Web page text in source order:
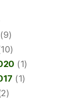
(9)
(1)
(1)